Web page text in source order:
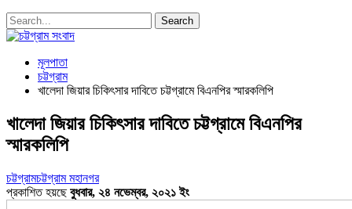
মূলপাতা
চট্টগ্রাম
খালেদা জিয়ার চিকিৎসার দাবিতে চট্টগ্রামে বিএনপির স্মারকলিপি
খালেদা জিয়ার চিকিৎসার দাবিতে চট্টগ্রামে বিএনপির
স্মারকলিপি
চট্টগ্রামচট্টগ্রাম মহানগর
প্রকাশিত হয়ছেবুধবার, ২৪ নভেম্বর, ২০২১ ইং